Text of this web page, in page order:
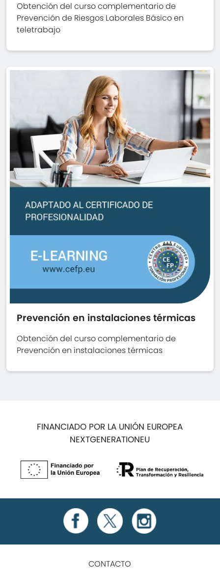
Obtención del curso complementario de
Prevención de Riesgos Laborales Básico en
teletrabajo
Prevención en instalaciones térmicas
Obtención del curso complementario de
Prevención en instalaciones térmicas
FINANCIADO POR LA UNIÓN EUROPEA
NEXTGENERATIONEU
CONTACTO